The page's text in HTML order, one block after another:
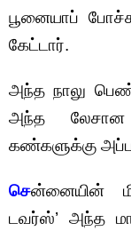
பூனையாப்
கேட்டார்.
அந்த நாலு
அந்த லேசான
கண்களுக்கு
சென்னையின்
டவர்ஸ்’ அந்த